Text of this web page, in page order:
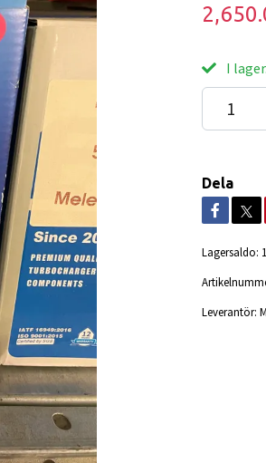
I lager.
Dela
Lagersaldo: 1
Leverantör: